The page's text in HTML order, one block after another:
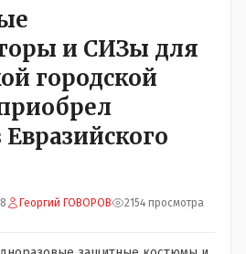
и СИЗы для
городской
Георгий ГОВОРОВ 2154 просмотра